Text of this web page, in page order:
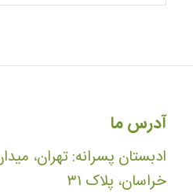
آدرس ما
ادبستان پسرانه: تهران،
خراسان، پلاک ۳۱